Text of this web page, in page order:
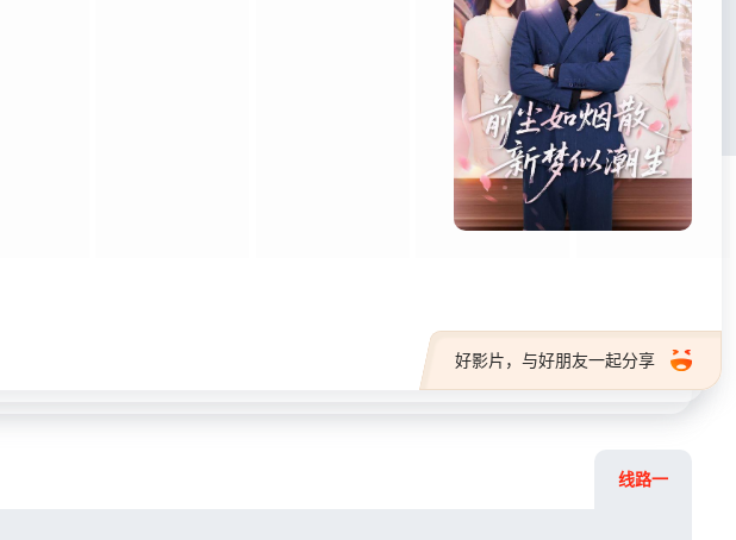
好影片，与好朋友一起分享
线路一